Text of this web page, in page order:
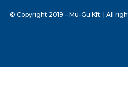
© Copyright 2019 – Mü-Gu Kft. | All